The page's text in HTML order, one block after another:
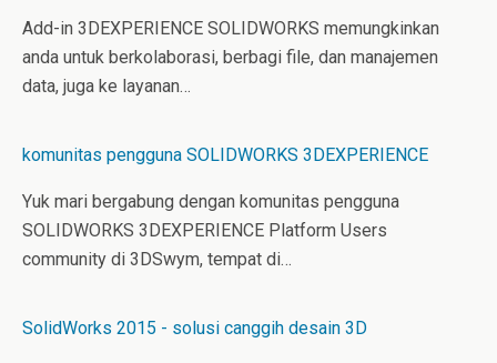
Add-in 3DEXPERIENCE SOLIDWORKS memungkinkan
anda untuk berkolaborasi, berbagi file, dan manajemen
data, juga ke layanan…
komunitas pengguna SOLIDWORKS 3DEXPERIENCE
Yuk mari bergabung dengan komunitas pengguna
SOLIDWORKS 3DEXPERIENCE Platform Users
community di 3DSwym, tempat di…
SolidWorks 2015 - solusi canggih desain 3D